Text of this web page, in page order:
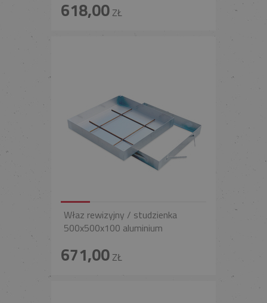
618,00ZŁ
Właz rewizyjny / studzienka
500x500x100 aluminium
671,00ZŁ